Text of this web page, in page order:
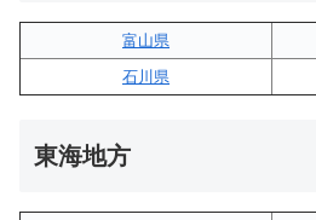
富山県
石川県
東海地方